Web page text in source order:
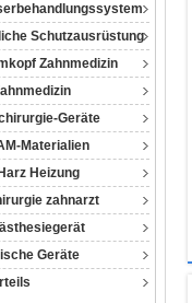
Schutzausrüstung
Zahnmedizin
Geräte
Materialien
Heizung
zahnarzt
Geräte